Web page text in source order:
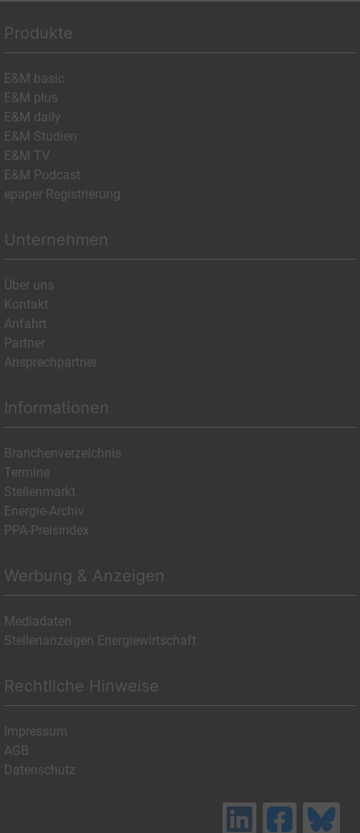
Produkte
E&M basic
E&M plus
E&M daily
E&M Studien
E&M TV
E&M Podcast
epaper Registrierung
Unternehmen
Über uns
Kontakt
Anfahrt
Partner
Ansprechpartner
Informationen
Branchenverzeichnis
Termine
Stellenmarkt
Energie-Archiv
PPA-Preisindex
Werbung & Anzeigen
Mediadaten
Stellenanzeigen Energiewirtschaft
Rechtliche Hinweise
Impressum
AGB
Datenschutz